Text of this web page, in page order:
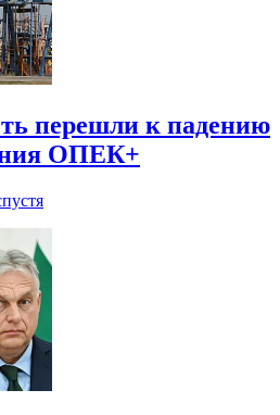
перешли к падению
ОПЕК+